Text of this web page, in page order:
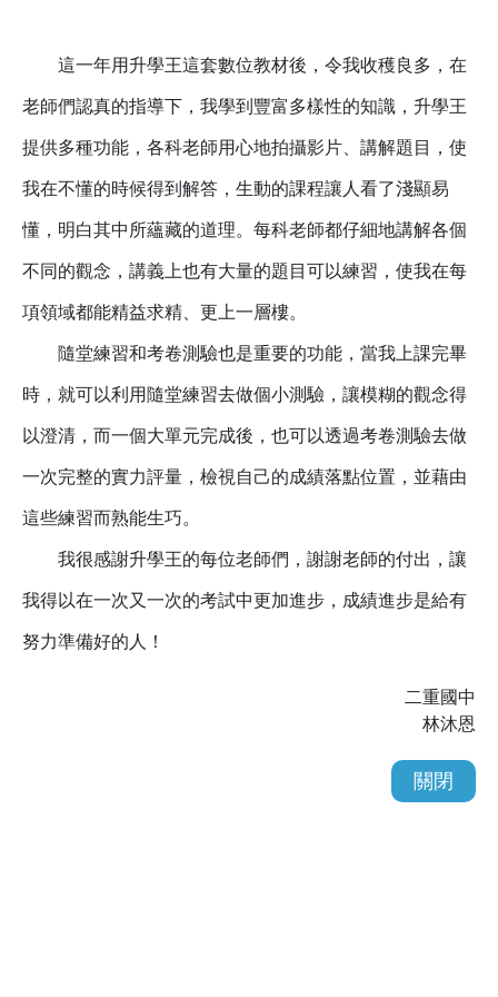
這一年用升學王這套數位教材後，令我收穫良多，在
老師們認真的指導下，我學到豐富多樣性的知識，升學王
提供多種功能，各科老師用心地拍攝影片、講解題目，使
我在不懂的時候得到解答，生動的課程讓人看了淺顯易
懂，明白其中所蘊藏的道理。 每科老師都仔細地講解各個
不同的觀念，講義上也有大量的題目可以練習，使我在每
項領域都能精益求精、更上一層樓。
隨堂練習和考卷測驗也是重要的功能，當我上課完畢
時，就可以利用隨堂練習去做個小測驗，讓模糊的觀念得
以澄清，而一個大單元完成後，也可以透過考卷測驗去做
一次完整的實力評量，檢視自己的成績落點位置，並藉由
這些練習而熟能生巧。
我很感謝升學王的每位老師們，謝謝老師的付出，讓
我得以在一次又一次的考試中更加進步，成績進步是給有
努力準備好的人！
二重國中
林沐恩
關閉